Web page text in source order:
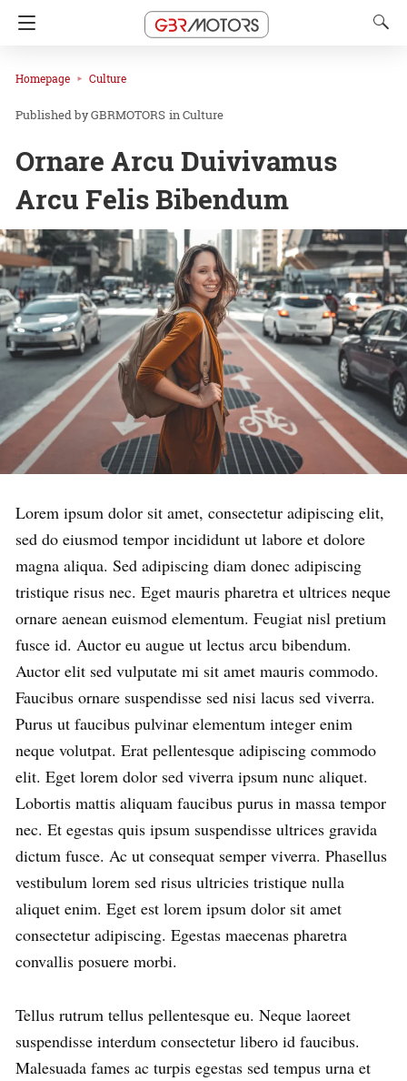
Homepage Culture
GBRMOTORS inCulture
Ornare Arcu Duivivamus
Arcu Felis Bibendum
Lorem ipsum dolor sit amet, consectetur adipiscing elit,
sed do eiusmod tempor incididunt ut labore et dolore
magna aliqua. Sed adipiscing diam donec adipiscing
tristique risus nec. Eget mauris pharetra et ultrices neque
ornare aenean euismod elementum. Feugiat nisl pretium
fusce id. Auctor eu augue ut lectus arcu bibendum.
Auctor elit sed vulputate mi sit amet mauris commodo.
Faucibus ornare suspendisse sed nisi lacus sed viverra.
Purus ut faucibus pulvinar elementum integer enim
neque volutpat. Erat pellentesque adipiscing commodo
elit. Eget lorem dolor sed viverra ipsum nunc aliquet.
Lobortis mattis aliquam faucibus purus in massa tempor
nec. Et egestas quis ipsum suspendisse ultrices gravida
dictum fusce. Ac ut consequat semper viverra. Phasellus
vestibulum lorem sed risus ultricies tristique nulla
aliquet enim. Eget est lorem ipsum dolor sit amet
consectetur adipiscing. Egestas maecenas pharetra
convallis posuere morbi.
Tellus rutrum tellus pellentesque eu. Neque laoreet
suspendisse interdum consectetur libero id faucibus.
Malesuada fames ac turpis egestas sed tempus urna et